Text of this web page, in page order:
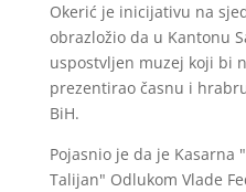
Okerić je inicijativu na
obrazložio da u Kantonu
uspostvljen muzej koji bi
prezentirao časnu i
BiH.
Pojasnio je da je Kasarna
Talijan" Odlukom Vlade